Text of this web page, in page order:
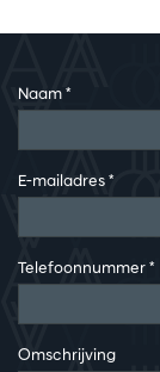
Naam*
E-mailadres*
Telefoonnummer*
Omschrijving